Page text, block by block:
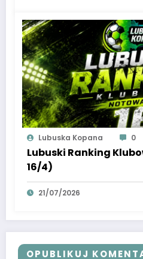
Lubuska Kopana 0
Lubuski Ranking
16/4)
21/07/2026
OPUBLIKUJ